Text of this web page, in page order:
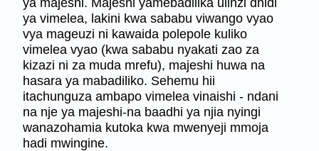
ya vimelea, lakini kwa sababu viwango vyao
vya mageuzi ni kawaida polepole kuliko
vimelea vyao (kwa sababu nyakati zao za
kizazi ni za muda mrefu), majeshi huwa na
hasara ya mabadiliko. Sehemu hii
itachunguza ambapo vimelea vinaishi - ndani
na nje ya majeshi-na baadhi ya njia nyingi
wanazohamia kutoka kwa mwenyeji mmoja
hadi mwingine.